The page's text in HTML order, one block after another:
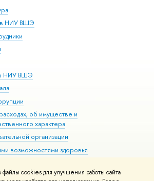
cookies для улучшения работы сайта
в НИУ ВШЭ
НИУ ВШЭ
об имуществе и
характера
организации
возможностями здоровья